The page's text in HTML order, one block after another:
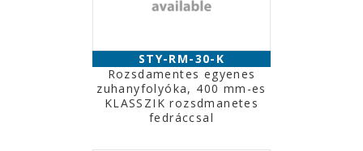
STY-RM-30-K
Rozsdamentes egyenes
zuhanyfolyóka, 400 mm-es
KLASSZIK rozsdmanetes
fedráccsal